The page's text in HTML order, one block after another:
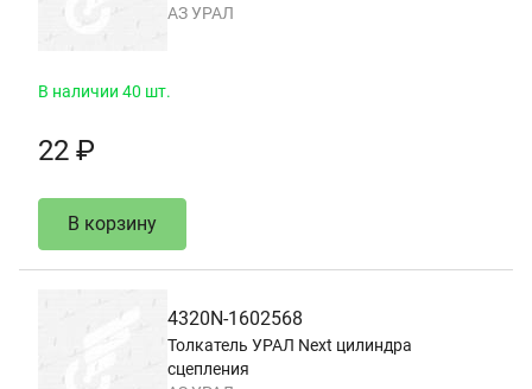
АЗ УРАЛ
В наличии 40 шт.
22 ₽
В корзину
4320N-1602568
Толкатель УРАЛ Next цилиндра
сцепления